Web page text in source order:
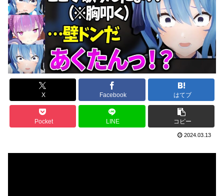
X Facebook はてブ
Pocket LINE コピー
2024.03.13